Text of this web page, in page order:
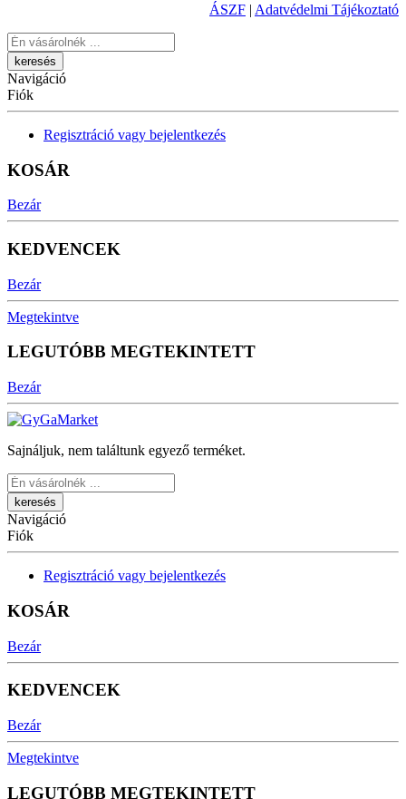
ÁSZF | Adatvédelmi Tájékoztató
Keresés
Navigáció
Fiók
Regisztráció vagy bejelentkezés
KOSÁR
Bezár
KEDVENCEK
Bezár
Megtekintve
LEGUTÓBB MEGTEKINTETT
Bezár
Sajnáljuk, nem találtunk egyező terméket.
Keresés
Navigáció
Fiók
Regisztráció vagy bejelentkezés
KOSÁR
Bezár
KEDVENCEK
Bezár
Megtekintve
LEGUTÓBB MEGTEKINTETT